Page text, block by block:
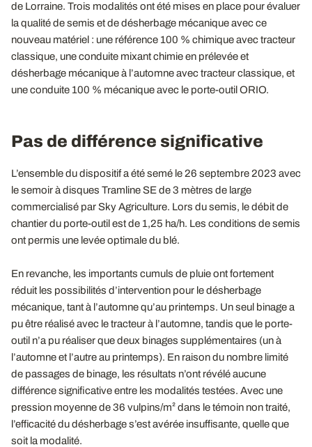
de Lorraine. Trois modalités ont été mises en place pour évaluer
la qualité de semis et de désherbage mécanique avec ce
nouveau matériel : une référence 100 % chimique avec tracteur
classique, une conduite mixant chimie en prélevée et
désherbage mécanique à l’automne avec tracteur classique, et
une conduite 100 % mécanique avec le porte-outil ORIO.
Pas de différence significative
L’ensemble du dispositif a été semé le 26 septembre 2023 avec
le semoir à disques Tramline SE de 3 mètres de large
commercialisé par Sky Agriculture. Lors du semis, le débit de
chantier du porte-outil est de 1,25 ha/h. Les conditions de semis
ont permis une levée optimale du blé.
En revanche, les importants cumuls de pluie ont fortement
réduit les possibilités d’intervention pour le désherbage
mécanique, tant à l’automne qu’au printemps. Un seul binage a
pu être réalisé avec le tracteur à l’automne, tandis que le porte-
outil n’a pu réaliser que deux binages supplémentaires (un à
l’automne et l’autre au printemps). En raison du nombre limité
de passages de binage, les résultats n’ont révélé aucune
différence significative entre les modalités testées. Avec une
pression moyenne de 36 vulpins/m² dans le témoin non traité,
l’efficacité du désherbage s’est avérée insuffisante, quelle que
soit la modalité.